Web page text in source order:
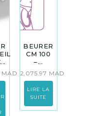
MAD
BEURER
CM 100
–...
2,075.97 MAD
LIRE LA
SUITE